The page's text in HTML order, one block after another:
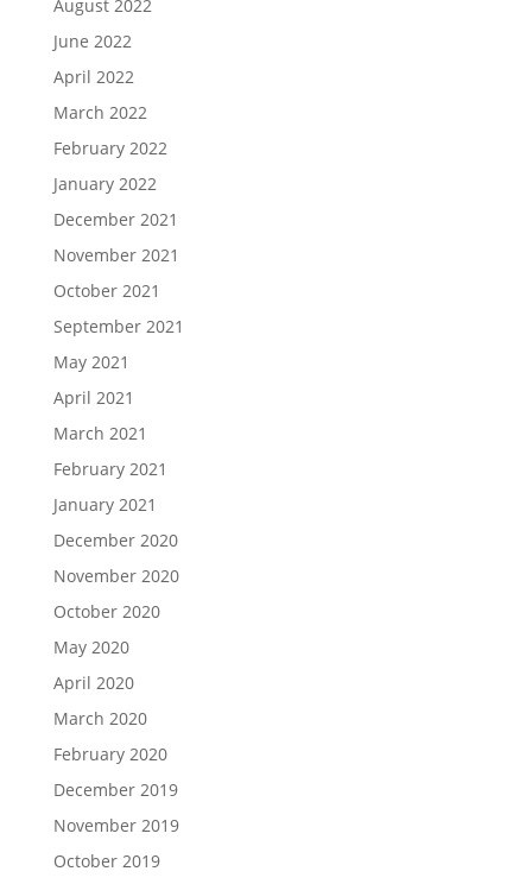
August 2022
June 2022
April 2022
March 2022
February 2022
January 2022
December 2021
November 2021
October 2021
September 2021
May 2021
April 2021
March 2021
February 2021
January 2021
December 2020
November 2020
October 2020
May 2020
April 2020
March 2020
February 2020
December 2019
November 2019
October 2019